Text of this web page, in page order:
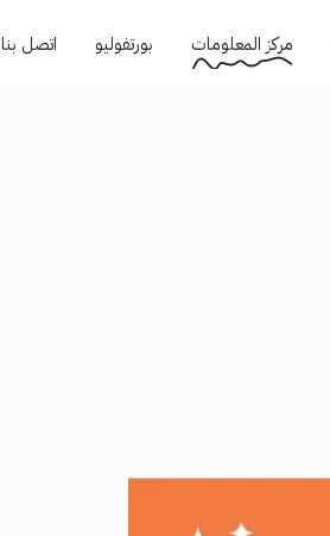
مركز المعلومات بورتفوليو اتصل بنا